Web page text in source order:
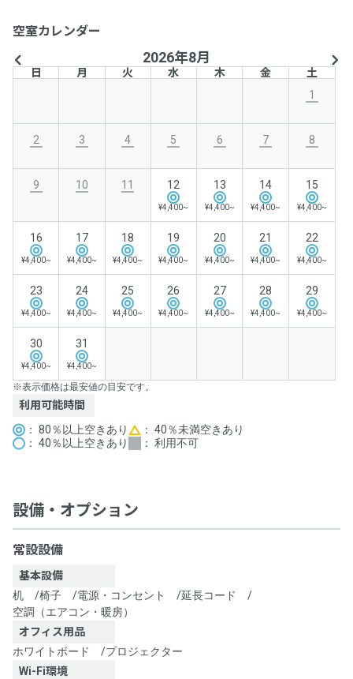
空室カレンダー
2026年8月
日 月 火 水 木 金
土
1
2 3 4 5 6 7 8
9 10 11 12
¥4,400~
13
¥4,400~
14
¥4,400~
15
¥4,400~
16
¥4,400~
17
¥4,400~
18
¥4,400~
19
¥4,400~
20
¥4,400~
21
¥4,400~
22
¥4,400~
23
¥4,400~
24
¥4,400~
25
¥4,400~
26
¥4,400~
27
¥4,400~
28
¥4,400~
29
¥4,400~
30
¥4,400~
31
¥4,400~
※表示価格は最安値の目安です。
利用可能時間
： 80％以上空きあり
： 40％以上空きあり
： 40％未満空きあり
： 利用不可
設備・オプション
常設設備
基本設備
机 /椅子 /電源・コンセント /延長コード
/
空調（エアコン・暖房）
オフィス用品
ホワイトボード
/プロジェクター
Wi-Fi環境